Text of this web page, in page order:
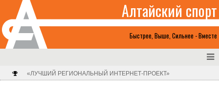
Быстрее, Выше, Сильнее - Вместе
Алтайский спорт
«ЛУЧШИЙ РЕГИОНАЛЬНЫЙ ИНТЕРНЕТ-ПРОЕКТ»